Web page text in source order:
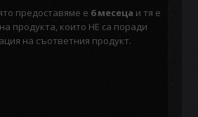
предоставяме е 6 месеца и тя е
продукта, които НЕ са поради
на съответния продукт.